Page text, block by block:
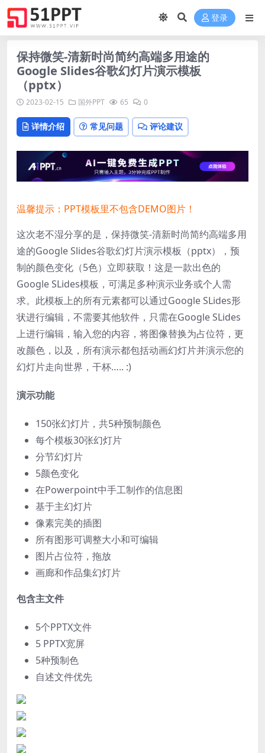
登录
保持微笑-清新时尚简约高端多用途的
Google Slides谷歌幻灯片演示模板
（pptx）
2023-02-15 国外PPT 65 0
详情介绍 常见问题 评论建议
温馨提示：PPT模板里不包含DEMO图片！
这次老不湿分享的是，保持微笑-清新时尚简约高端多用
途的Google Slides谷歌幻灯片演示模板（pptx）， 预
制的颜色变化（5色）立即获取！这是一款出色的
Google SLides模板，可满足多种演示业务或个人需
求。此模板上的所有元素都可以通过Google SLides形
状进行编辑，不需要其他软件，只需在Google SLides
上进行编辑，输入您的内容，将图像替换为占位符，更
改颜色，以及，所有演示都包括动画幻灯片并演示您的
幻灯片走向世界，干杯….. :)
演示功能
150张幻灯片，共5种预制颜色
每个模板30张幻灯片
分节幻灯片
5颜色变化
在Powerpoint中手工制作的信息图
基于主幻灯片
像素完美的插图
所有图形可调整大小和可编辑
图片占位符，拖放
画廊和作品集幻灯片
包含主文件
5个PPTX文件
5 PPTX宽屏
5种预制色
自述文件优先